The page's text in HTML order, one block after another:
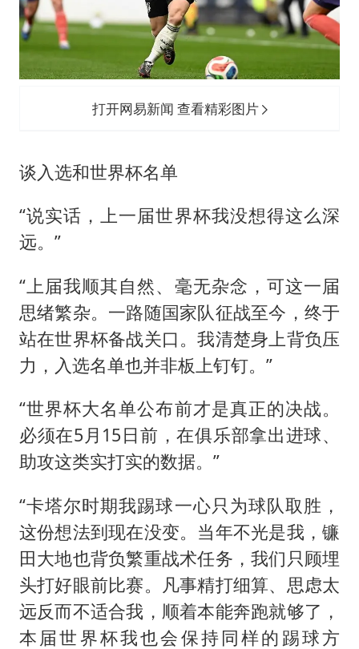
三预警齐发 11个省份有大到暴雨
“还不如不放假”
从科技创新看开局起步的时与势
打开网易新闻 查看精彩图片
谈入选和世界杯名单
“说实话，上一届世界杯我没想得这么深
远。”
“上届我顺其自然、毫无杂念，可这一届
思绪繁杂。一路随国家队征战至今，终于
站在世界杯备战关口。我清楚身上背负压
力，入选名单也并非板上钉钉。”
“世界杯大名单公布前才是真正的决战。
必须在5月15日前，在俱乐部拿出进球、
助攻这类实打实的数据。”
“卡塔尔时期我踢球一心只为球队取胜，
这份想法到现在没变。当年不光是我，镰
田大地也背负繁重战术任务，我们只顾埋
头打好眼前比赛。凡事精打细算、思虑太
远反而不适合我，顺着本能奔跑就够了，
本届世界杯我也会保持同样的踢球方